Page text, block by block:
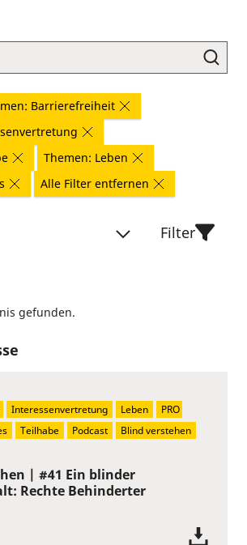
Barrierefreiheit
Themen: Leben
Alle Filter entfernen
Filter
gefunden.
| #41 Ein blinder
Rechte Behinderter
Interessenvertretung Leben
PRO
Teilhabe Podcast Blind verstehen